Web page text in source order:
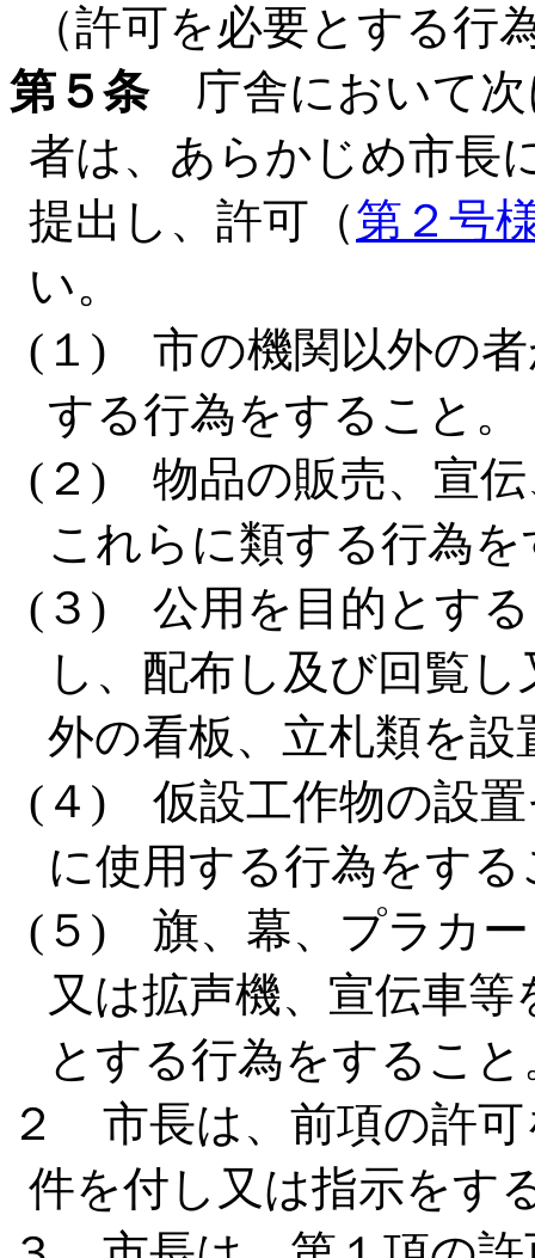
（許可を必要とする行
第５条庁舎において次
者は、あらかじめ市長
提出し、許可（第２号
い。
(１) 市の機関以外の者
する行為をすること。
(２) 物品の販売、宣伝
これらに類する行為
(３) 公用を目的とする
し、配布し及び回覧
外の看板、立札類を
(４) 仮設工作物の設置
に使用する行為をする
(５) 旗、幕、プラカ
又は拡声機、宣伝車
とする行為をすること
２ 市長は、前項の許
件を付し又は指示をす